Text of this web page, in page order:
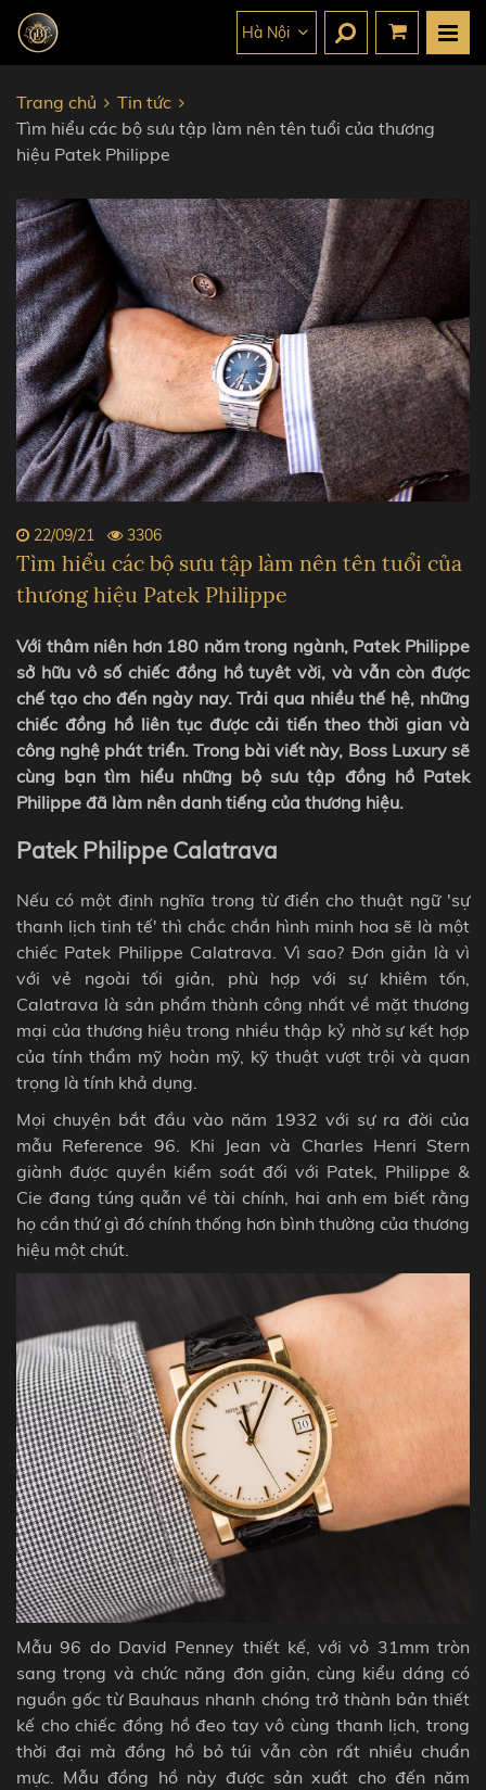
Hà Nội
Trang chủ
Tin tức
Tìm hiểu các bộ sưu tập làm nên tên tuổi của thương
hiệu Patek Philippe
22/09/21 3306
Tìm hiểu các bộ sưu tập làm nên tên tuổi của
thương hiệu Patek Philippe
Với thâm niên hơn 180 năm trong ngành, Patek Philippe
sở hữu vô số chiếc đồng hồ tuyêt vời, và vẫn còn được
chế tạo cho đến ngày nay. Trải qua nhiều thế hệ, những
chiếc đồng hồ liên tục được cải tiến theo thời gian và
công nghệ phát triển. Trong bài viết này, Boss Luxury sẽ
cùng bạn tìm hiểu những bộ sưu tập đồng hồ Patek
Philippe đã làm nên danh tiếng của thương hiệu.
Patek Philippe Calatrava
Nếu có một định nghĩa trong từ điển cho thuật ngữ 'sự
thanh lịch tinh tế' thì chắc chắn hình minh hoa sẽ là một
chiếc Patek Philippe Calatrava. Vì sao? Đơn giản là vì
với vẻ ngoài tối giản, phù hợp với sự khiêm tốn,
Calatrava là sản phẩm thành công nhất về mặt thương
mại của thương hiệu trong nhiều thập kỷ nhờ sự kết hợp
của tính thẩm mỹ hoàn mỹ, kỹ thuật vượt trội và quan
trọng là tính khả dụng.
Mọi chuyện bắt đầu vào năm 1932 với sự ra đời của
mẫu Reference 96. Khi Jean và Charles Henri Stern
giành được quyền kiểm soát đối với Patek, Philippe &
Cie đang túng quẫn về tài chính, hai anh em biết rằng
họ cần thứ gì đó chính thống hơn bình thường của thương
hiệu một chút.
Mẫu 96 do David Penney thiết kế, với vỏ 31mm tròn
sang trọng và chức năng đơn giản, cùng kiểu dáng có
nguồn gốc từ Bauhaus nhanh chóng trở thành bản thiết
kế cho chiếc đồng hồ đeo tay vô cùng thanh lịch, trong
thời đại mà đồng hồ bỏ túi vẫn còn rất nhiều chuẩn
mực. Mẫu đồng hồ này được sản xuất cho đến năm